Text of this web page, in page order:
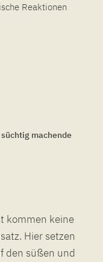
Reaktionen
machende
kommen keine
Hier setzen
den süßen und